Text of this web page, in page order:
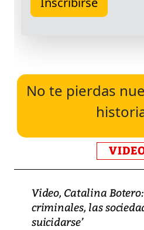
No te pierdas
Video, Catalina
criminales, las
suicidarse’